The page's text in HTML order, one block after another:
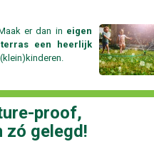
er dan in eigen
een heerlijk
proof,
zó gelegd!